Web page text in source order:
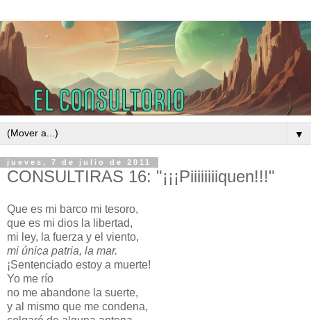
▼
jueves, 7 de julio de 2011
CONSULTIRAS 16: "¡¡¡Piiiiiiiiquen!!!"
Que es mi barco mi tesoro,
que es mi dios la libertad,
mi ley, la fuerza y el viento,
mi única patria, la mar.
¡Sentenciado estoy a muerte!
Yo me río
no me abandone la suerte,
y al mismo que me condena,